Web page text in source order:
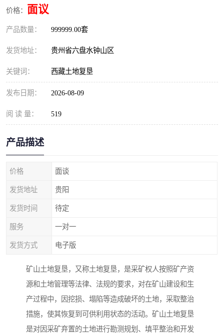
价格： 面议
产品数量： 999999.00套
发货地址： 贵州省六盘水钟山区
关键词： 西藏土地复垦
发布日期： 2026-08-09
阅 读 量： 519
产品描述
价格 面谈
发货地址 贵阳
发货时间 待定
服务 一对一
发货方式 电子版
矿山土地复垦，又称土地复垦，是采矿权人按照矿产资
源和土地管理等法律、法规的要求，对在矿山建设和生
产过程中，因挖损、塌陷等造成破坏的土地，采取整治
措施，使其恢复到可供利用状态的活动。矿山土地复垦
是对因采矿弃置的土地进行勘测规划、填平整治和开发